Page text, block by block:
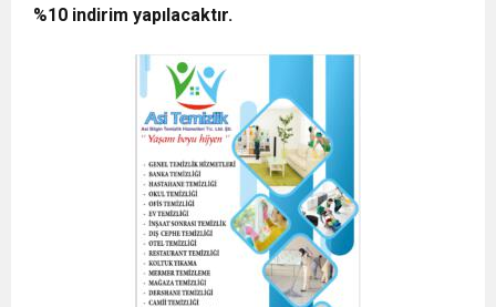
%10 indirim yapılacaktır.